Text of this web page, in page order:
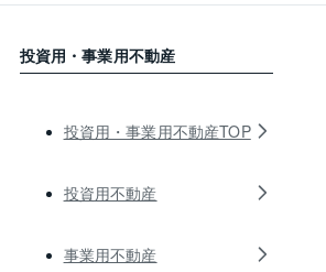
投資用・事業用不動産
投資用・事業用不動産TOP
投資用不動産
事業用不動産